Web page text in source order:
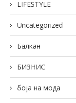
LIFESTYLE
Uncategorized
Балкан
БИЗНИС
боја на мода